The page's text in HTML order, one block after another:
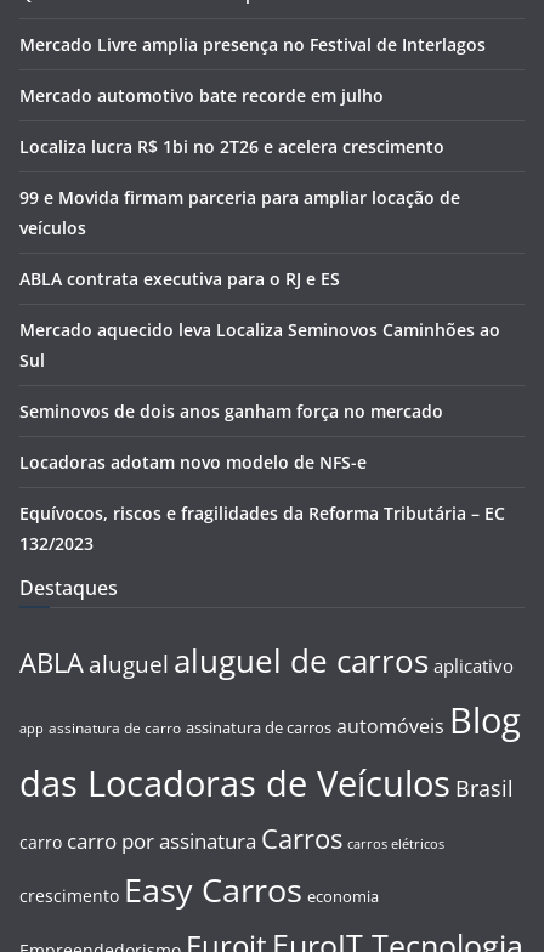
Mercado Livre amplia presença no Festival de Interlagos
Mercado automotivo bate recorde em julho
Localiza lucra R$ 1bi no 2T26 e acelera crescimento
99 e Movida firmam parceria para ampliar locação de
veículos
ABLA contrata executiva para o RJ e ES
Mercado aquecido leva Localiza Seminovos Caminhões ao
Sul
Seminovos de dois anos ganham força no mercado
Locadoras adotam novo modelo de NFS-e
Equívocos, riscos e fragilidades da Reforma Tributária – EC
132/2023
Destaques
ABLA aluguel aluguel de carros aplicativo
app assinatura de carro assinatura de carros automóveis Blog
das Locadoras de Veículos Brasil
carro carro por assinatura Carros carros elétricos
crescimento Easy Carros economia